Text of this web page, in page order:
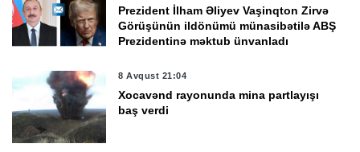
Prezident İlham Əliyev Vaşinqton Zirvə
Görüşünün ildönümü münasibətilə ABŞ
Prezidentinə məktub ünvanladı
8 Avqust 21:04
Xocavənd rayonunda mina partlayışı
baş verdi